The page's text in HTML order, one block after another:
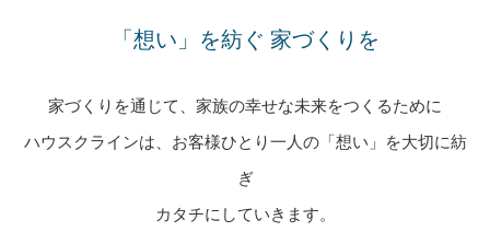
「想い」を紡ぐ 家づくりを
家づくりを通じて、家族の幸せな未来をつくるために
ハウスクラインは、お客様ひとり一人の「想い」を大切に紡
ぎ
カタチにしていきます。